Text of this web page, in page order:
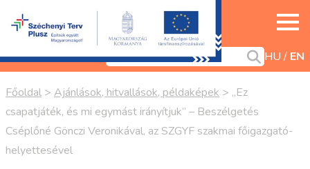
HU EN
Főoldal > Ajánlások, hitvallások, példaképek > „Ez
csapatjáték, és mi egymást irányítjuk” – Beszélgetés
Cséplőné Gönczi Veronikával, az SZGYF szakmai főigazgató-
helyettesével